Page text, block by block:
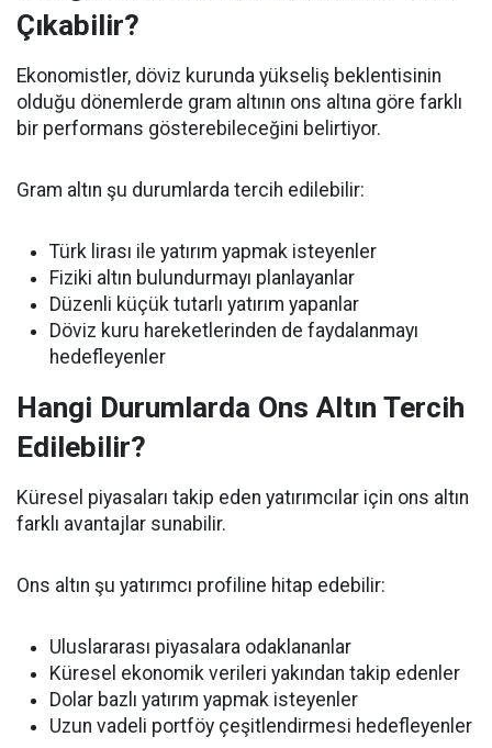
Çıkabilir?
Ekonomistler, döviz kurunda yükseliş beklentisinin
olduğu dönemlerde gram altının ons altına göre farklı
bir performans gösterebileceğini belirtiyor.
Gram altın şu durumlarda tercih edilebilir:
Türk lirası ile yatırım yapmak isteyenler
Fiziki altın bulundurmayı planlayanlar
Düzenli küçük tutarlı yatırım yapanlar
Döviz kuru hareketlerinden de faydalanmayı
hedefleyenler
Hangi Durumlarda Ons Altın Tercih
Edilebilir?
Küresel piyasaları takip eden yatırımcılar için ons altın
farklı avantajlar sunabilir.
Ons altın şu yatırımcı profiline hitap edebilir:
Uluslararası piyasalara odaklananlar
Küresel ekonomik verileri yakından takip edenler
Dolar bazlı yatırım yapmak isteyenler
Uzun vadeli portföy çeşitlendirmesi hedefleyenler